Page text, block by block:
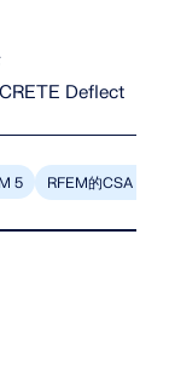
Deflect
5 RFEM的CSA A23.3